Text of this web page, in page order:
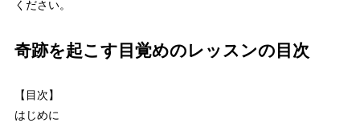
ください。
奇跡を起こす目覚めのレッスンの目次
【目次】
はじめに